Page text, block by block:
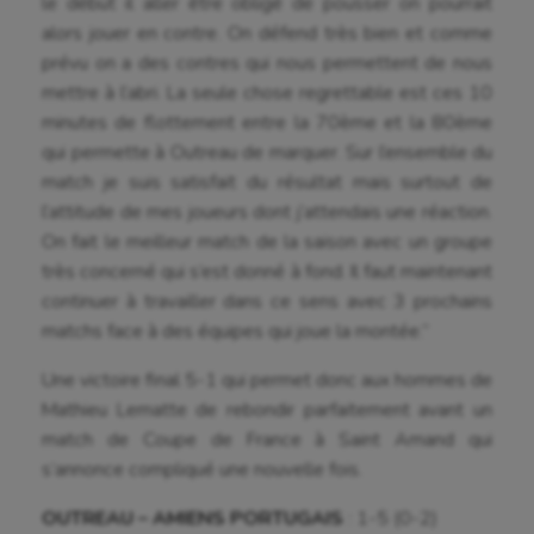
Fitness
Flag football
Futsal
Golf
Gymnastique
Gymnastique rythmique
Haltérophilie
Hippisme
Jeux Olympiques et Paralympiques
alors jouer en contre. On défend très bien et comme
prévu on a des contres qui nous permettent de nous
mettre à l’abri. La seule chose regrettable est ces 10
minutes de flottement entre la 70ème et la 80ème
qui permette à Outreau de marquer. Sur l’ensemble du
match je suis satisfait du résultat mais surtout de
l’attitude de mes joueurs dont j’attendais une réaction.
On fait le meilleur match de la saison avec un groupe
très concerné qui s’est donné à fond. Il faut maintenant
continuer à travailler dans ce sens avec 3 prochains
matchs face à des équipes qui joue la montée.”
Une victoire final 5-1 qui permet donc aux hommes de
Mathieu Lematte de rebondir parfaitement avant un
match de Coupe de France à Saint Amand qui
s’annonce compliqué une nouvelle fois.
OUTREAU – AMIENS PORTUGAIS